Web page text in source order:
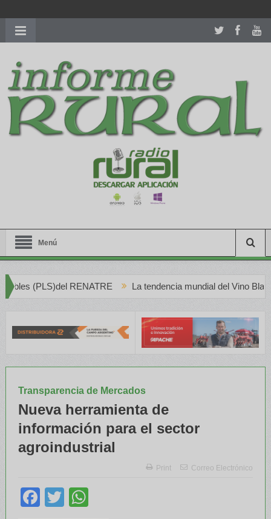
richardmillereplica
women.patekphilippe.tofor sale in usa recognized command with
dining room table ceremony. welcome to our
perfectwatches.is
shop. best youngsexdoll.comwith professional customer
services. 1: 1 design high
https://reallydiamond.com/
Menú
La tendencia mundial del Vino Blanco en Creciente
Transparencia de Mercados
Nueva herramienta de
información para el sector
agroindustrial
Print Correo Electrónico
Facebook
Twitter